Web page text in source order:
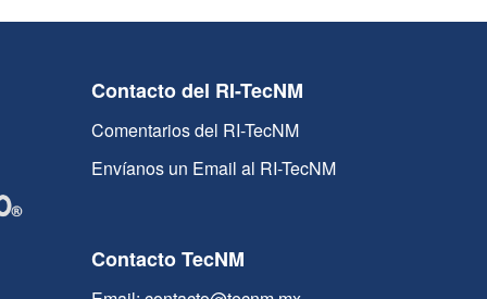
Contacto del RI-TecNM
Comentarios del RI-TecNM
Envíanos un Email al RI-TecNM
Contacto TecNM